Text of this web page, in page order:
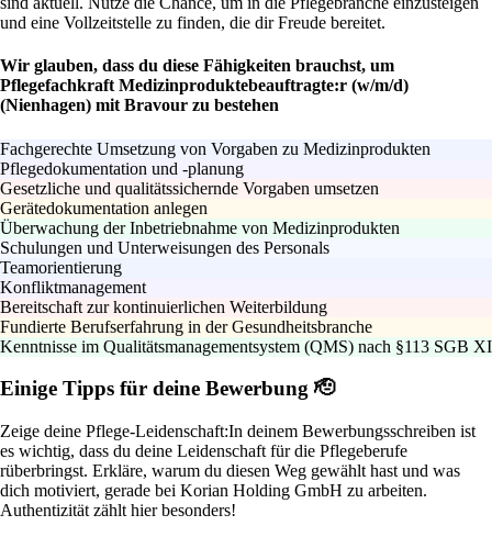
und eine Vollzeitstelle zu finden, die dir Freude bereitet.
Wir glauben, dass du diese Fähigkeiten brauchst, um
Pflegefachkraft Medizinproduktebeauftragte:r (w/m/d)
(Nienhagen) mit Bravour zu bestehen
Fachgerechte Umsetzung von Vorgaben zu Medizinprodukten
Pflegedokumentation und -planung
Gesetzliche und qualitätssichernde Vorgaben umsetzen
Gerätedokumentation anlegen
Überwachung der Inbetriebnahme von Medizinprodukten
Schulungen und Unterweisungen des Personals
Teamorientierung
Konfliktmanagement
Bereitschaft zur kontinuierlichen Weiterbildung
Fundierte Berufserfahrung in der Gesundheitsbranche
Kenntnisse im Qualitätsmanagementsystem (QMS) nach §113 SGB XI
Einige Tipps für deine Bewerbung 🫡
Zeige deine Pflege-Leidenschaft:In deinem Bewerbungsschreiben ist
es wichtig, dass du deine Leidenschaft für die Pflegeberufe
rüberbringst. Erkläre, warum du diesen Weg gewählt hast und was
dich motiviert, gerade bei Korian Holding GmbH zu arbeiten.
Authentizität zählt hier besonders!